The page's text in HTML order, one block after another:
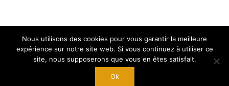
© Copyright 2024. ByWest Adgency|
Mentions Légales
Nous utilisons des cookies pour vous garantir la meilleure
expérience sur notre site web. Si vous continuez à utiliser ce
site, nous supposerons que vous en êtes satisfait.
Ok